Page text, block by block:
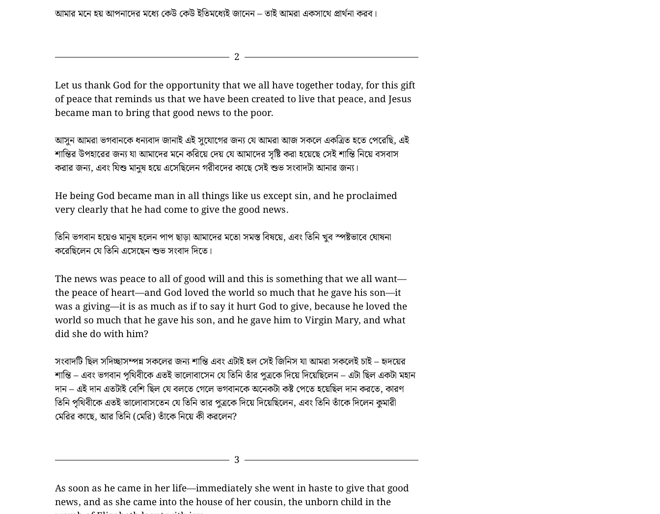
আমার মনে হয় আপনাদের মধ্যে কেউ কেউ ইতিমধ্যেই জানেন – তাই আমরা একসাথে প্রার্থনা করব।
2
Let us thank God for the opportunity that we all have together today, for this gift
of peace that reminds us that we have been created to live that peace, and Jesus
became man to bring that good news to the poor.
আসুন আমরা ভগবানকে ধন্যবাদ জানাই এই সুযোগের জন্য যে আমরা আজ সকলে একত্রিত হতে পেরেছি, এই
শান্তির উপহারের জন্য যা আমাদের মনে করিয়ে দেয় যে আমাদের সৃষ্টি করা হয়েছে সেই শান্তি নিয়ে বসবাস
করার জন্য, এবং যিশু মানুষ হয়ে এসেছিলেন গরীবদের কাছে সেই শুভ সংবাদটা আনার জন্য।
He being God became man in all things like us except sin, and he proclaimed
very clearly that he had come to give the good news.
তিনি ভগবান হয়েও মানুষ হলেন পাপ ছাড়া আমাদের মতো সমস্ত বিষয়ে, এবং তিনি খুব স্পষ্টভাবে ঘোষনা
করেছিলেন যে তিনি এসেছেন শুভ সংবাদ দিতে।
The news was peace to all of good will and this is something that we all want—
the peace of heart—and God loved the world so much that he gave his son—it
was a giving—it is as much as if to say it hurt God to give, because he loved the
world so much that he gave his son, and he gave him to Virgin Mary, and what
did she do with him?
সংবাদটি ছিল সদিচ্ছাসম্পন্ন সকলের জন্য শান্তি এবং এটাই হল সেই জিনিস যা আমরা সকলেই চাই – হৃদয়ের
শান্তি – এবং ভগবান পৃথিবীকে এতই ভালোবাসেন যে তিনি তাঁর পুত্রকে দিয়ে দিয়েছিলেন – এটা ছিল একটা মহান
দান – এই দান এতটাই বেশি ছিল যে বলতে গেলে ভগবানকে অনেকটা কষ্ট পেতে হয়েছিল দান করতে, কারণ
তিনি পৃথিবীকে এতই ভালোবাসতেন যে তিনি তার পুত্রকে দিয়ে দিয়েছিলেন, এবং তিনি তাঁকে দিলেন কুমারী
মেরির কাছে, আর তিনি (মেরি) তাঁকে নিয়ে কী করলেন?
3
As soon as he came in her life—immediately she went in haste to give that good
news, and as she came into the house of her cousin, the unborn child in the